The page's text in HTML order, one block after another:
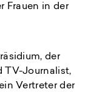
Frauen in der
der
TV-Journalist,
Vertreter der